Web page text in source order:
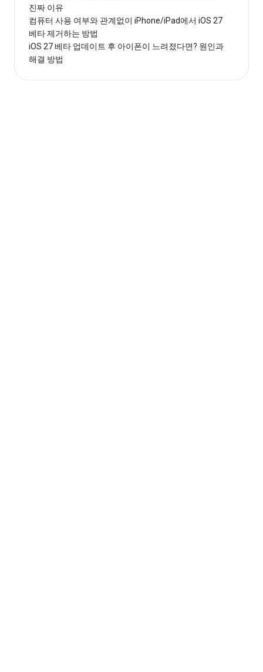
진짜 이유
컴퓨터 사용 여부와 관계없이 iPhone/iPad에서 iOS 27
베타 제거하는 방법
iOS 27 베타 업데이트 후 아이폰이 느려졌다면? 원인과
해결 방법